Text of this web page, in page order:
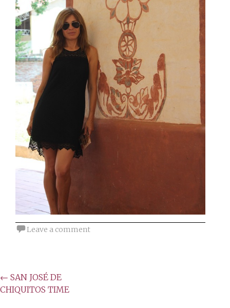
Leave a comment
Post
navigation
← SAN JOSÉ DE
CHIQUITOS TIME